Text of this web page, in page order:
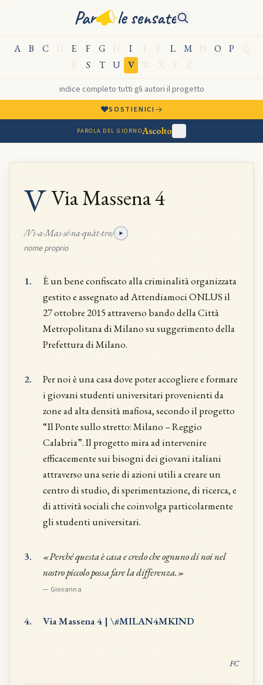
Par le sensate
A B C D E F G H I J K L M N O P
Q
R
S T U V W X Y Z
indice completo tutti gli autori il progetto
♥SOSTIENICI→
PAROLA DEL GIORNOAscolto
VVia Massena 4
/Vì-a·Mas-sé-na·quàt-tro/
nome proprio
1.
È un bene confiscato alla criminalità organizzata
gestito e assegnato ad Attendiamoci ONLUS il
27 ottobre 2015 attraverso bando della Città
Metropolitana di Milano su suggerimento della
Prefettura di Milano.
2.
Per noi è una casa dove poter accogliere e formare
i giovani studenti universitari provenienti da
zone ad alta densità mafiosa, secondo il progetto
“Il Ponte sullo stretto: Milano – Reggio
Calabria”. Il progetto mira ad intervenire
efficacemente sui bisogni dei giovani italiani
attraverso una serie di azioni utili a creare un
centro di studio, di sperimentazione, di ricerca, e
di attività sociali che coinvolga particolarmente
gli studenti universitari.
3.
«Perché questa è casa e credo che ognuno di noi nel
nostro piccolo possa fare la differenza.»
— Giovanna
4. Via Massena 4 | \#MILAN4MKIND
FC